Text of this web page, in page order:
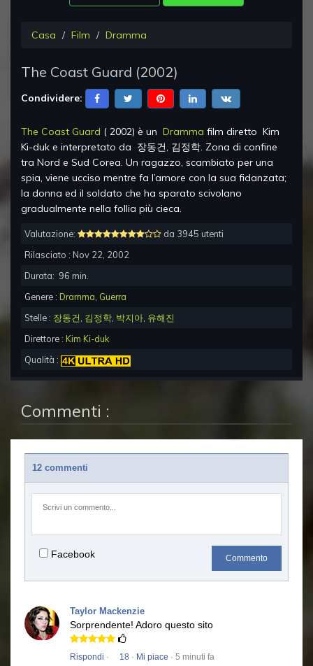
Casa Film Dramma
The Coast Guard (2002)
Condividere:
The Coast Guard ( 2002) è un Dramma film diretto Kim
Ki-duk e interpretato da 장동건, 김정학. Zona di confine
tra Nord e Sud Corea. Un ragazzo, scambiato per una
spia, viene ucciso mentre fa l’amore con la sua fidanzata;
la donna ed il soldato che ha sparato scivolano
gradualmente nella follia più cieca.
Valutazione:
da 3945 utenti
Rilasciato : Nov 22, 2002
Durata: 96 min.
Genere : Dramma Guerra
Stelle : 장동건 김정학 박지아 유해진
Direttore : Kim Ki-duk
Qualità :
Commenti :
12 commenti
Facebook Commento
Taylor Mackenzie
Sorprendente! Adoro questo sito
Rispondi · 18 · Mi piace · 5 minuti fa